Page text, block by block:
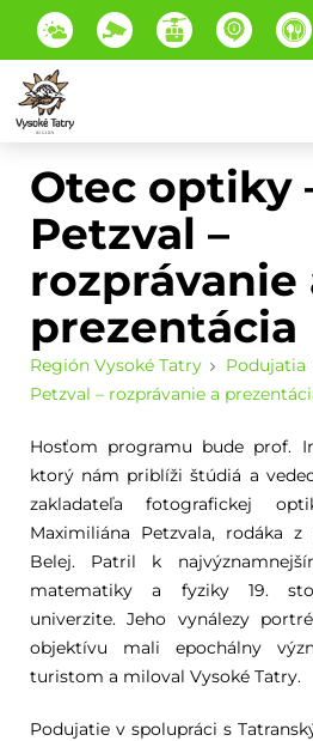
Otec optiky
Petzval –
rozprávanie
prezentácia
Región Vysoké Tatry Podujatia
Petzval – rozprávanie a
Hosťom programu bude prof.
ktorý nám priblíži štúdiá a
zakladateľa fotografickej
Maximiliána Petzvala, rodáka z
Belej. Patril k
matematiky a fyziky 19.
univerzite. Jeho vynálezy
objektívu mali epochálny
turistom a miloval Vysoké Tatry.
Podujatie v spolupráci s